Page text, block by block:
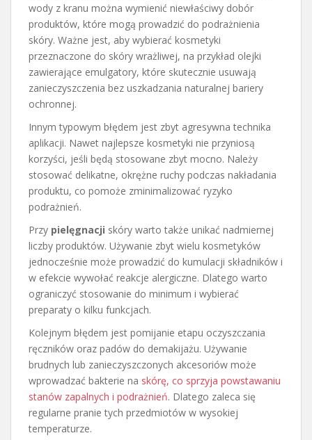
wody z kranu można wymienić niewłaściwy dobór
produktów, które mogą prowadzić do podrażnienia
skóry. Ważne jest, aby wybierać kosmetyki
przeznaczone do skóry wrażliwej, na przykład olejki
zawierające emulgatory, które skutecznie usuwają
zanieczyszczenia bez uszkadzania naturalnej bariery
ochronnej.
Innym typowym błędem jest zbyt agresywna technika
aplikacji. Nawet najlepsze kosmetyki nie przyniosą
korzyści, jeśli będą stosowane zbyt mocno. Należy
stosować delikatne, okrężne ruchy podczas nakładania
produktu, co pomoże zminimalizować ryzyko
podrażnień.
Przy pielęgnacji skóry warto także unikać nadmiernej
liczby produktów. Używanie zbyt wielu kosmetyków
jednocześnie może prowadzić do kumulacji składników i
w efekcie wywołać reakcje alergiczne. Dlatego warto
ograniczyć stosowanie do minimum i wybierać
preparaty o kilku funkcjach.
Kolejnym błędem jest pomijanie etapu oczyszczania
ręczników oraz padów do demakijażu. Używanie
brudnych lub zanieczyszczonych akcesoriów może
wprowadzać bakterie na skórę, co sprzyja powstawaniu
stanów zapalnych i podrażnień. Dlatego zaleca się
regularne pranie tych przedmiotów w wysokiej
temperaturze.